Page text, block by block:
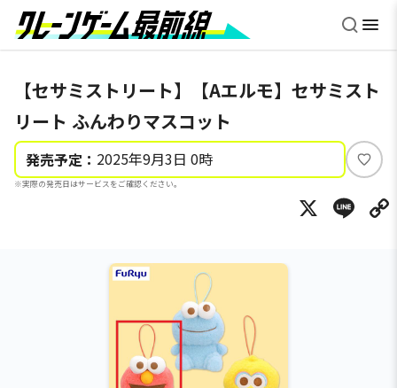
【セサミストリート】【Aエルモ】セサミスト
リート ふんわりマスコット
発売予定： 2025年9月3日 0時
※実際の発売日はサービスをご確認ください。
い
ね
X